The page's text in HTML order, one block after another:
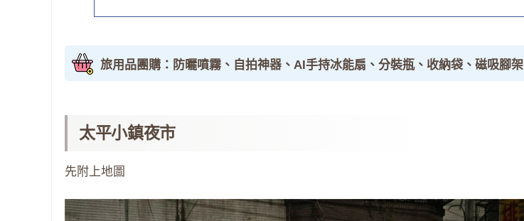
旅用品團購：防曬噴霧、自拍神器、AI手持冰能扇、分裝瓶、收納袋、磁吸腳架
太平小鎮夜市
先附上地圖